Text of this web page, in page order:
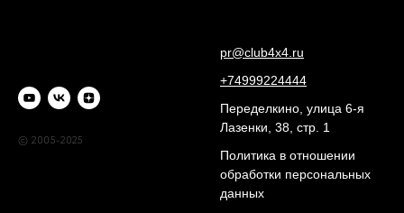
© 2005-2025
pr@club4x4.ru
+74999224444
Переделкино, улица 6-я
Лазенки, 38, стр. 1
Политика в отношении
обработки персональных
данных